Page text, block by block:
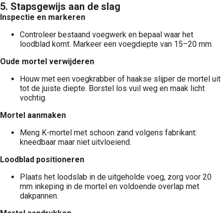
5. Stapsgewijs aan de slag
Inspectie en markeren
Controleer bestaand voegwerk en bepaal waar het
loodblad komt. Markeer een voegdiepte van 15–20 mm.
Oude mortel verwijderen
Houw met een voegkrabber of haakse slijper de mortel uit
tot de juiste diepte. Borstel los vuil weg en maak licht
vochtig.
Mortel aanmaken
Meng K-mortel met schoon zand volgens fabrikant:
kneedbaar maar niet uitvloeiend.
Loodblad positioneren
Plaats het loodslab in de uitgeholde voeg, zorg voor 20
mm inkeping in de mortel en voldoende overlap met
dakpannen.